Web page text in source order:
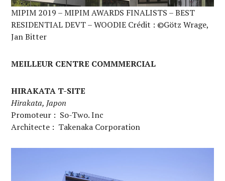
MIPIM 2019 – MIPIM AWARDS FINALISTS – BEST
RESIDENTIAL DEVT – WOODIE Crédit : ©Götz Wrage,
Jan Bitter
MEILLEUR CENTRE COMMMERCIAL
HIRAKATA T-SITE
Hirakata, Japon
Promoteur : So-Two. Inc
Architecte : Takenaka Corporation